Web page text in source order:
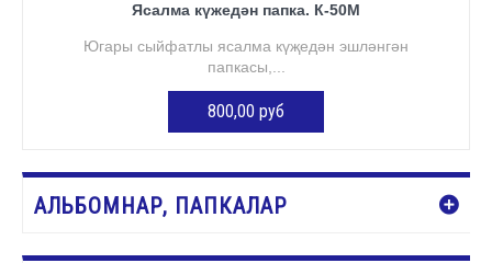
Ясалма күжедән папка. К-50М
Югары сыйфатлы ясалма күҗедән эшләнгән
папкасы,...
800,00 руб
АЛЬБОМНАР, ПАПКАЛАР